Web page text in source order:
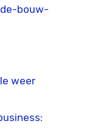
bouw-
weer